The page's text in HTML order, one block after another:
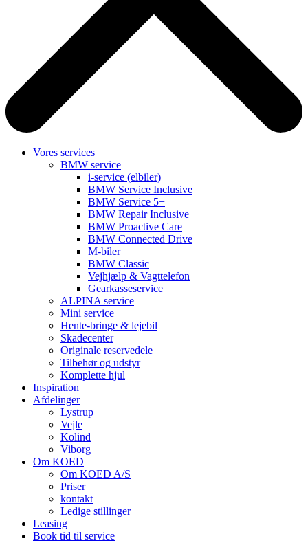
Vores services
BMW service
i-service (elbiler)
BMW Service Inclusive
BMW Service 5+
BMW Repair Inclusive
BMW Proactive Care
BMW Connected Drive
M-biler
BMW Classic
Vejhjælp & Vagttelefon
Gearkasseservice
ALPINA service
Mini service
Hente-bringe & lejebil
Skadecenter
Originale reservedele
Tilbehør og udstyr
Komplette hjul
Inspiration
Afdelinger
Lystrup
Vejle
Kolind
Viborg
Om KOED
Om KOED A/S
Priser
kontakt
Ledige stillinger
Leasing
Book tid til service